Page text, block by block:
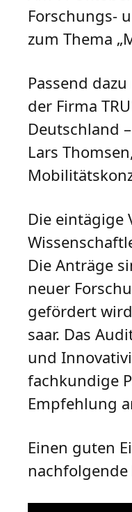
Forschungs-
zum Thema
Passend
der Firma
Deutschland
Lars
Die eintägige
Die Anträge
neuer
gefördert
saar. Das
und
fachkundige
Empfehlung
Einen guten
nachfolgende